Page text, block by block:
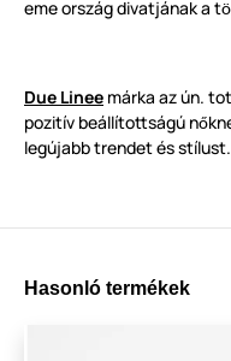
eme ország divatjának a tö
Due Linee márka az ún.
pozitív beállítottságú nő
legújabb trendet és stílust.
Hasonló termékek